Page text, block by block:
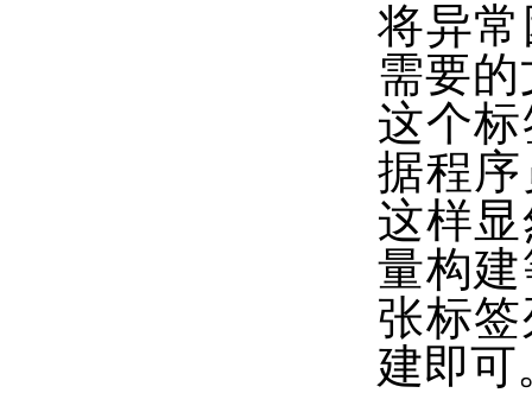
将异
需要
这个
据程
这样
量构
张标
建即可